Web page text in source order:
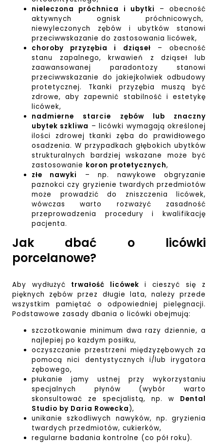
nieleczona próchnica i ubytki – obecność
aktywnych ognisk próchnicowych,
niewyleczonych zębów i ubytków stanowi
przeciwwskazanie do zastosowania licówek,
choroby przyzębia i dziąseł – obecność
stanu zapalnego, krwawień z dziąseł lub
zaawansowanej paradontozy stanowi
przeciwwskazanie do jakiejkolwiek odbudowy
protetycznej. Tkanki przyzębia muszą być
zdrowe, aby zapewnić stabilność i estetykę
licówek,
nadmierne starcie zębów lub znaczny
ubytek szkliwa – licówki wymagają określonej
ilości zdrowej tkanki zęba do prawidłowego
osadzenia. W przypadkach głębokich ubytków
strukturalnych bardziej wskazane może być
zastosowanie koron protetycznych,
złe nawyki
– np. nawykowe obgryzanie
paznokci czy gryzienie twardych przedmiotów
może prowadzić do zniszczenia licówek,
wówczas warto rozważyć zasadność
przeprowadzenia procedury i kwalifikację
pacjenta.
Jak dbać o licówki
porcelanowe?
Aby wydłużyć trwałość licówek i cieszyć się z
pięknych zębów przez długie lata, należy przede
wszystkim pamiętać o odpowiedniej pielęgnacji.
Podstawowe zasady dbania o licówki obejmują:
szczotkowanie minimum dwa razy dziennie, a
najlepiej po każdym posiłku,
oczyszczanie przestrzeni międzyzębowych za
pomocą nici dentystycznych i/lub irygatora
zębowego,
płukanie jamy ustnej przy wykorzystaniu
specjalnych płynów (wybór warto
skonsultować ze specjalistą, np. w Dental
Studio by Daria Rowecka),
unikanie szkodliwych nawyków, np. gryzienia
twardych przedmiotów, cukierków,
regularne badania kontrolne (co pół roku).